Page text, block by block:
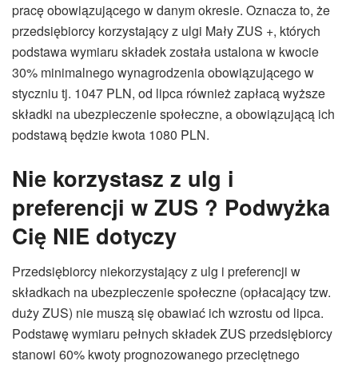
pracę obowiązującego w danym okresie. Oznacza to, że
przedsiębiorcy korzystający z ulgi Mały ZUS +, których
podstawa wymiaru składek została ustalona w kwocie
30% minimalnego wynagrodzenia obowiązującego w
styczniu tj. 1047 PLN, od lipca również zapłacą wyższe
składki na ubezpieczenie społeczne, a obowiązującą ich
podstawą będzie kwota 1080 PLN.
Nie korzystasz z ulg i
preferencji w ZUS ? Podwyżka
Cię NIE dotyczy
Przedsiębiorcy niekorzystający z ulg i preferencji w
składkach na ubezpieczenie społeczne (opłacający tzw.
duży ZUS) nie muszą się obawiać ich wzrostu od lipca.
Podstawę wymiaru pełnych składek ZUS przedsiębiorcy
stanowi 60% kwoty prognozowanego przeciętnego